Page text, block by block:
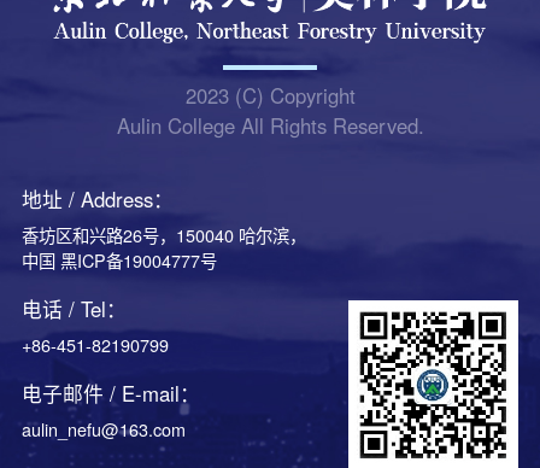
2023 (C) Copyright
Aulin College All Rights Reserved.
地址 / Address：
香坊区和兴路26号，150040 哈尔滨，
中国 黑ICP备19004777号
电话 / Tel：
+86-451-82190799
电子邮件 / E-mail：
aulin_nefu@163.com